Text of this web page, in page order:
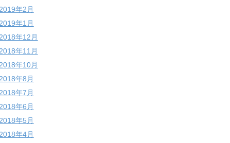
年2月
年1月
年12月
年11月
年10月
年8月
年7月
年6月
年5月
年4月